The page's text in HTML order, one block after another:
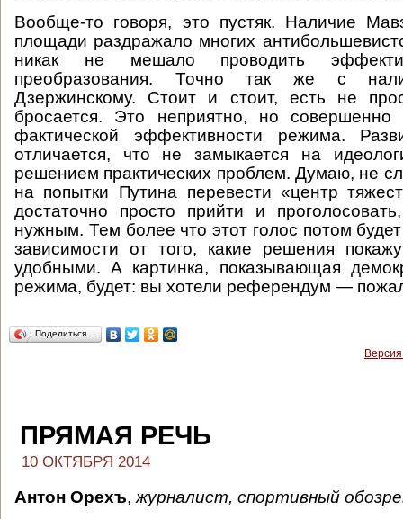
Вообще-то говоря, это пустяк. Наличие
площади раздражало многих
никак не мешало проводить
преобразования. Точно так же с
Дзержинскому. Стоит и стоит, есть не
бросается. Это неприятно, но
фактической эффективности режима.
отличается, что не замыкается на
решением практических проблем. Думаю, не
на попытки Путина перевести «центр
достаточно просто прийти и
нужным. Тем более что этот голос потом
зависимости от того, какие решения
удобными. А картинка, показывающая
режима, будет: вы хотели референдум —
Поделиться…
ПРЯМАЯ РЕЧЬ
10 ОКТЯБРЯ 2014
Антон Орехъ, журналист, спортивный